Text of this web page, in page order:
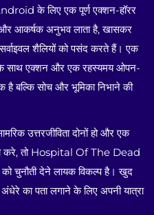
के लिए एक पूर्ण एक्शन-हॉरर
और आकर्षक अनुभव लाता है, खासकर
शैलियों को पसंद करते हैं। एक
साथ एक्शन और एक रहस्यमय ओपन-
बल्कि सोच और भूमिका निभाने की
उत्तरजीविता दोनों हो और एक
करे, तो Hospital Of The Dead
चुनौती देने लायक विकल्प है। खुद
का पता लगाने के लिए अपनी यात्रा